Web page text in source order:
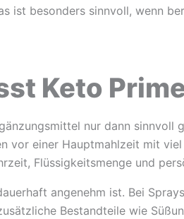
ist besonders sinnvoll, wenn
Keto
nur dann sinnvoll
vor einer Hauptmahlzeit mit
Flüssigkeitsmenge und
angenehm ist. Bei
Bestandteile wie